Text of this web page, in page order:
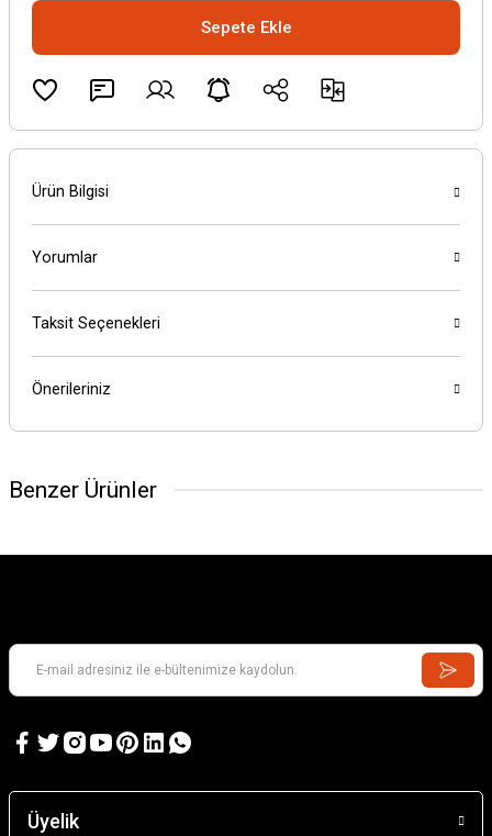
Sepete Ekle
Ürün Bilgisi
Yorumlar
Taksit Seçenekleri
Önerileriniz
Benzer Ürünler
Üyelik